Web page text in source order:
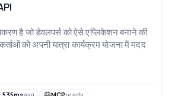
है जो डेवलपर्स को ऐसे एप्लिकेशन बनाने की
को अपनी यात्रा कार्यक्रम योजना में मदद